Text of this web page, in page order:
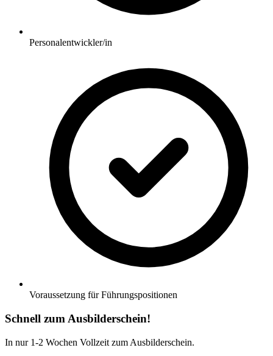
Personalentwickler/in
Voraussetzung für Führungspositionen
Schnell zum Ausbilderschein!
In nur 1-2 Wochen Vollzeit zum Ausbilderschein.